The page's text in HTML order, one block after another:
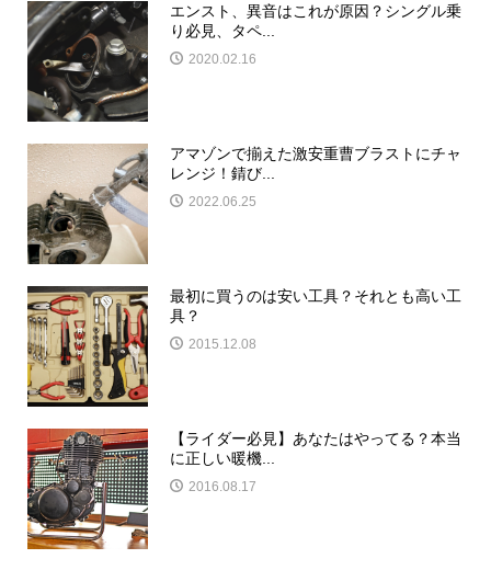
エンスト、異音はこれが原因？シングル乗
り必見、タペ...
2020.02.16
アマゾンで揃えた激安重曹ブラストにチャ
レンジ！錆び...
2022.06.25
最初に買うのは安い工具？それとも高い工
具？
2015.12.08
【ライダー必見】あなたはやってる？本当
に正しい暖機...
2016.08.17